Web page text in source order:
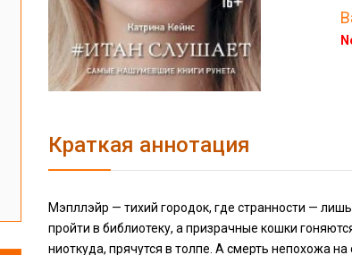
Краткая аннотация
Мэпллэйр — тихий городок, где странности —
пройти в библиотеку, а призрачные кошки
ниоткуда, прячутся в толпе. А смерть непохожа